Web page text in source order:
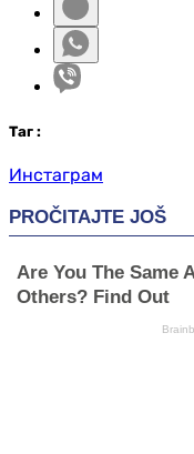
Таг :
Инстаграм